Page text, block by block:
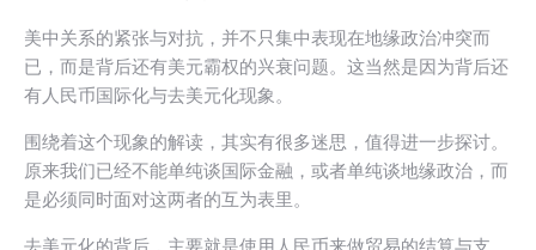
美中关系的紧张与对抗，并不只集中表现在地缘政治冲突而
已，而是背后还有美元霸权的兴衰问题。这当然是因为背后还
有人民币国际化与去美元化现象。
围绕着这个现象的解读，其实有很多迷思，值得进一步探讨。
原来我们已经不能单纯谈国际金融，或者单纯谈地缘政治，而
是必须同时面对这两者的互为表里。